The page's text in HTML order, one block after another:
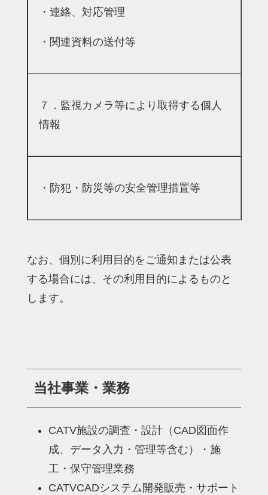
・連絡、対応管理
・関連資料の送付等
７．監視カメラ等により取得する個人
情報
・防犯・防災等の安全管理措置等
なお、個別に利用目的をご通知または公表
する場合には、その利用目的によるものと
します。
当社事業・業務
CATV施設の調査・設計（CAD図面作
成、データ入力・管理等含む）・施
工・保守管理業務
CATVCADシステム開発販売・サポート